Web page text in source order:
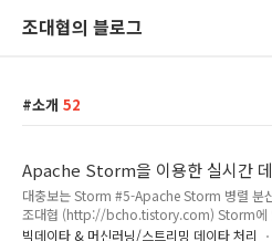
조대협의 블로그
소개 52
Apache Storm을 이용한 실시간
#5 –Storm의 병렬/분산 처리
대충보는 Storm #5-Apache Storm 병렬 분
조대협 (http://bcho.tistory.com) Storm에
Bolt들은 여러개의 머신에서 어떻게 나눠서 처
빅데이타 & 머신러닝/스트리밍 데이타 처리